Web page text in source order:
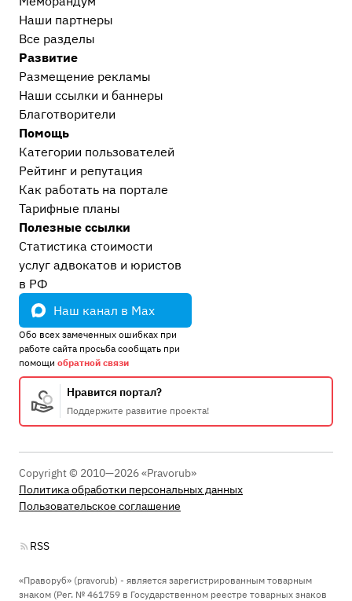
Наши партнеры
Все разделы
Развитие
Размещение рекламы
Наши ссылки и баннеры
Благотворители
Помощь
Категории пользователей
Рейтинг и репутация
Как работать на портале
Тарифные планы
Полезные ссылки
Статистика стоимости
услуг адвокатов и юристов
в РФ
Наш канал в Max
Обо всех замеченных ошибках при
работе сайта просьба сообщать при
помощи обратной связи
Нравится портал?
Поддержите развитие проекта!
Copyright © 2010—2026 «Pravorub»
Политика обработки персональных данных
Пользовательское соглашение
RSS
«Праворуб» (pravorub) - является зарегистрированным товарным
знаком (Рег. № 461759 в Государственном реестре товарных знаков